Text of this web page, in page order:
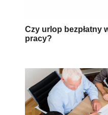
Czy urlop bezpłatny
pracy?